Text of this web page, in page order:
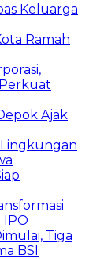
Keluarga
Ramah
Ajak
IPO
Tiga
BSI